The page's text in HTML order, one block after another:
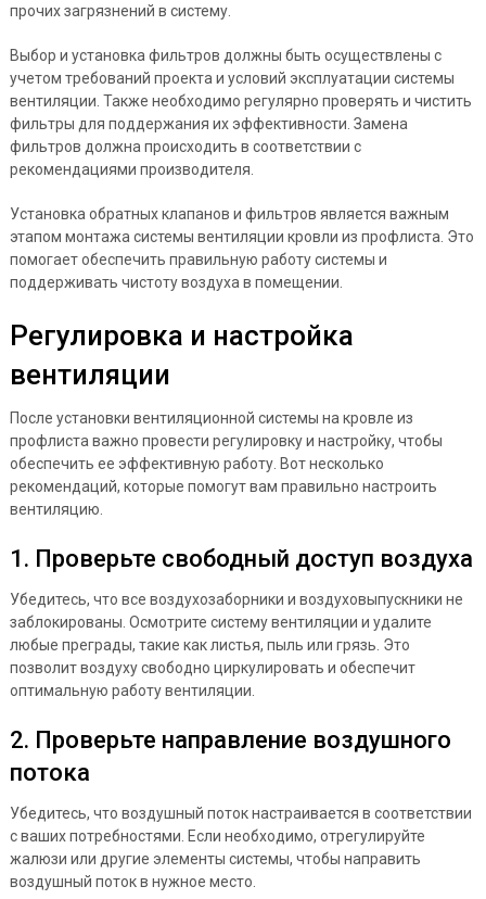
прочих загрязнений в систему.
Выбор и установка фильтров должны быть осуществлены с
учетом требований проекта и условий эксплуатации системы
вентиляции. Также необходимо регулярно проверять и чистить
фильтры для поддержания их эффективности. Замена
фильтров должна происходить в соответствии с
рекомендациями производителя.
Установка обратных клапанов и фильтров является важным
этапом монтажа системы вентиляции кровли из профлиста. Это
помогает обеспечить правильную работу системы и
поддерживать чистоту воздуха в помещении.
Регулировка и настройка
вентиляции
После установки вентиляционной системы на кровле из
профлиста важно провести регулировку и настройку, чтобы
обеспечить ее эффективную работу. Вот несколько
рекомендаций, которые помогут вам правильно настроить
вентиляцию.
1. Проверьте свободный доступ воздуха
Убедитесь, что все воздухозаборники и воздуховыпускники не
заблокированы. Осмотрите систему вентиляции и удалите
любые преграды, такие как листья, пыль или грязь. Это
позволит воздуху свободно циркулировать и обеспечит
оптимальную работу вентиляции.
2. Проверьте направление воздушного
потока
Убедитесь, что воздушный поток настраивается в соответствии
с ваших потребностями. Если необходимо, отрегулируйте
жалюзи или другие элементы системы, чтобы направить
воздушный поток в нужное место.